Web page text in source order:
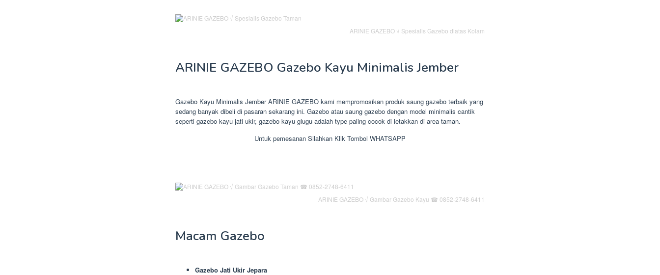
ARINIE GAZEBO √ Spesialis Gazebo diatas Kolam
ARINIE GAZEBO Gazebo Kayu Minimalis Jember
Gazebo Kayu Minimalis Jember ARINIE GAZEBO kami mempromosikan produk saung gazebo terbaik yang
sedang banyak dibeli di pasaran sekarang ini. Gazebo atau saung gazebo dengan model minimalis cantik
seperti gazebo kayu jati ukir, gazebo kayu glugu adalah type paling cocok di letakkan di area taman.
Untuk pemesanan Silahkan Klik Tombol WHATSAPP
ARINIE GAZEBO √ Gambar Gazebo Kayu ☎ 0852-2748-6411
Macam Gazebo
Gazebo Jati Ukir Jepara